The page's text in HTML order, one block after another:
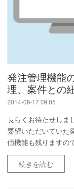
発注管理機能
理、案件との
2014-08-17 09:05
長らくお待たせしま
要望いただいていた
価機能も残りますの
続きを読む